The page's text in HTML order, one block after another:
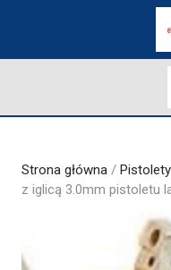
Strona główna /
z iglicą 3.0mm pistoletu